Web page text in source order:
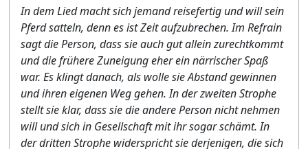
In dem Lied macht sich jemand reisefertig und will sein
Pferd satteln, denn es ist Zeit aufzubrechen. Im Refrain
sagt die Person, dass sie auch gut allein zurechtkommt
und die frühere Zuneigung eher ein närrischer Spaß
war. Es klingt danach, als wolle sie Abstand gewinnen
und ihren eigenen Weg gehen. In der zweiten Strophe
stellt sie klar, dass sie die andere Person nicht nehmen
will und sich in Gesellschaft mit ihr sogar schämt. In
der dritten Strophe widerspricht sie derjenigen, die sich